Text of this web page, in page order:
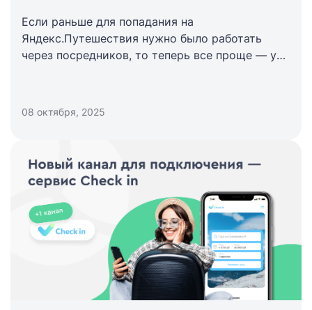
Если раньше для попадания на
Яндекс.Путешествия нужно было работать
через посредников, то теперь все проще — у
08 октября, 2025